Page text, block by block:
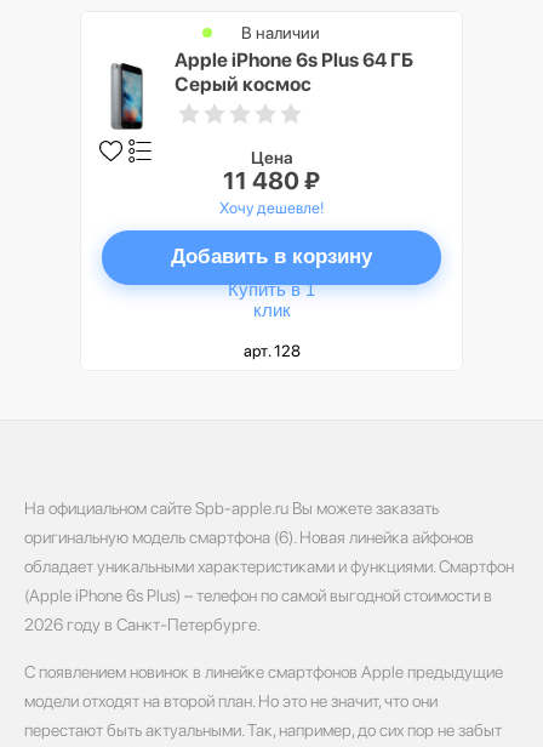
Apple iPhone 6s Plus 64 ГБ
Серый космос
В наличии
Цена
11 480 ₽
Хочу дешевле!
Добавить в корзину
Купить в 1
клик
арт. 128
На официальном сайте Spb-apple.ru Вы можете заказать
оригинальную модель смартфона (6). Новая линейка айфонов
обладает уникальными характеристиками и функциями. Смартфон
(Apple iPhone 6s Plus) – телефон по самой выгодной стоимости в
2026 году в Санкт-Петербурге.
С появлением новинок в линейке смартфонов Apple предыдущие
модели отходят на второй план. Но это не значит, что они
перестают быть актуальными. Так, например, до сих пор не забыт